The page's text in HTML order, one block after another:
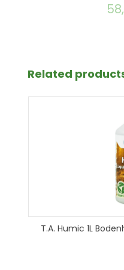
Produktgalerie
Related
T.A. Humic 1L